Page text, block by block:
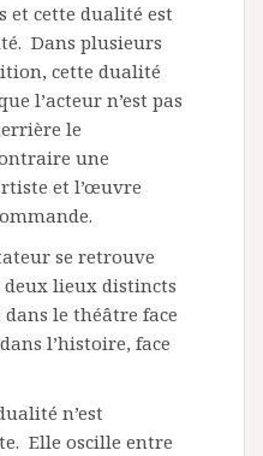
et cette dualité est
Dans plusieurs
cette dualité
l’acteur n’est pas
le
une
et l’œuvre
se retrouve
lieux distincts
le théâtre face
l’histoire, face
n’est
Elle oscille entre